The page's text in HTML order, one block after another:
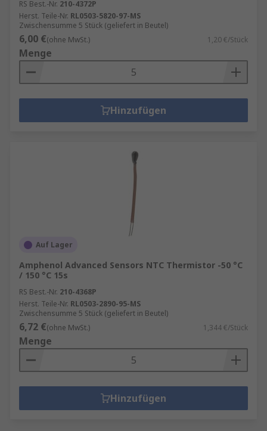
RS Best.-Nr. 210-4372P
Herst. Teile-Nr. RL0503-5820-97-MS
Zwischensumme 5 Stück (geliefert in Beutel)
6,00 €(ohne MwSt.) 1,20 €/Stück
Menge
Hinzufügen
Auf Lager
Amphenol Advanced Sensors NTC Thermistor -50 °C
/ 150 °C 15s
RS Best.-Nr. 210-4368P
Herst. Teile-Nr. RL0503-2890-95-MS
Zwischensumme 5 Stück (geliefert in Beutel)
6,72 €(ohne MwSt.) 1,344 €/Stück
Menge
Hinzufügen